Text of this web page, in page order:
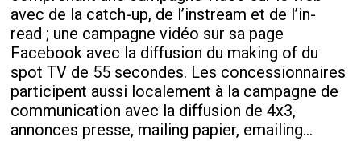
avec de la catch-up, de l’instream et de l’in-
read ; une campagne vidéo sur sa page
Facebook avec la diffusion du making of du
spot TV de 55 secondes. Les concessionnaires
participent aussi localement à la campagne de
communication avec la diffusion de 4x3,
annonces presse, mailing papier, emailing...